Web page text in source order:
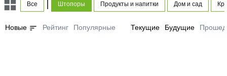
Все Штопоры Продукты и напитки Дом и сад
Новые sort Рейтинг Популярные Текущие Будущие